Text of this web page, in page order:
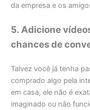
da empresa e os
5. Adicione
chances de
Talvez você já tenha
comprado algo pela
em casa, ele não é
imaginado ou não